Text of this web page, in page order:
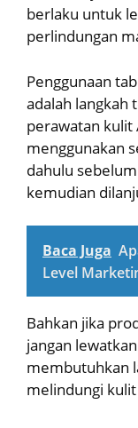
berlaku untuk
perlindungan
Penggunaan
adalah langkah
perawatan kulit
menggunakan
dahulu
kemudian
Baca Juga
Level
Bahkan jika
jangan
membutuhkan
melindungi